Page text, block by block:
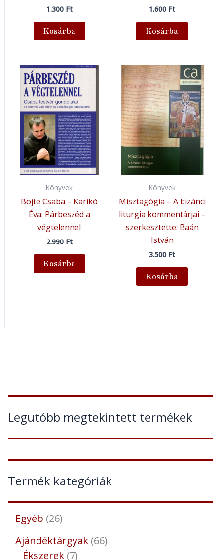
Legutóbb megtekintett termékek
Termék kategóriák
Egyéb 26
Ajándéktárgyak 66
Ékszerek 7
1.300 Ft
Kosárba
1.600 Ft
Kosárba
Könyvek
Böjte Csaba – Karikó
Éva: Párbeszéd a
végtelennel
2.990 Ft
Kosárba
Könyvek
Misztagógia – A bizánci
liturgia kommentárjai –
szerkesztette: Baán
István
3.500 Ft
Kosárba